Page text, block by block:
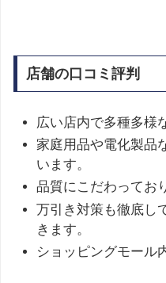
店舗の口コミ評判
広い店内で多種多様
家庭用品や電化製品
います。
品質にこだわってお
万引き対策も徹底し
きます。
ショッピングモール